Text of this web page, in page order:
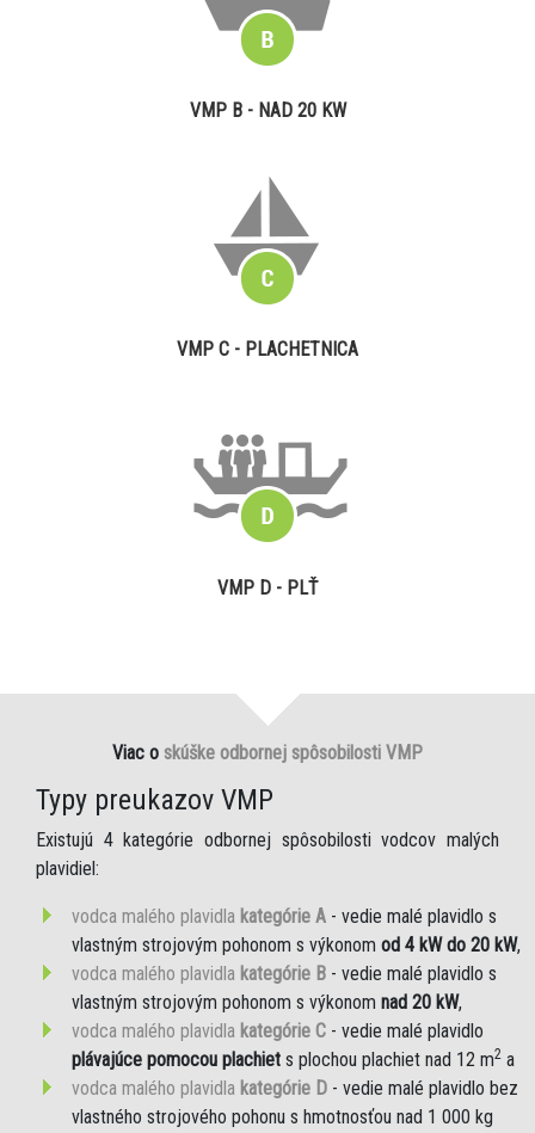
VMP B - NAD 20 KW
VMP C - PLACHETNICA
VMP D - PLŤ
Viac o skúške odbornej spôsobilosti VMP
Typy preukazov VMP
Existujú 4 kategórie odbornej spôsobilosti vodcov malých
plavidiel:
vodca malého plavidla kategórie A - vedie malé plavidlo s
vlastným strojovým pohonom s výkonom od 4 kW do 20 kW,
vodca malého plavidla kategórie B - vedie malé plavidlo s
vlastným strojovým pohonom s výkonom nad 20 kW,
vodca malého plavidla kategórie C - vedie malé plavidlo
plávajúce pomocou plachiet s plochou plachiet nad 12 m2 a
vodca malého plavidla kategórie D - vedie malé plavidlo bez
vlastného strojového pohonu s hmotnosťou nad 1 000 kg